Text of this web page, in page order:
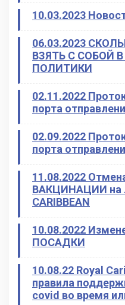
10.03.2023
06.03.2023
ВЗЯТЬ С СОБОЙ
ПОЛИТИКИ
02.11.2022
порта
02.09.2022
порта
11.08.2022
ВАКЦИНАЦИИ на
CARIBBEAN
10.08.2022
ПОСАДКИ
10.08.22 Royal
правила
covid во время